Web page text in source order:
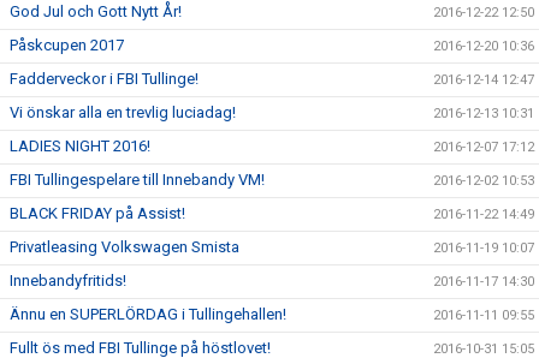
God Jul och Gott Nytt År! 2016-12-22 12:50
Påskcupen 2017 2016-12-20 10:36
Fadderveckor i FBI Tullinge! 2016-12-14 12:47
Vi önskar alla en trevlig luciadag! 2016-12-13 10:31
LADIES NIGHT 2016! 2016-12-07 17:12
FBI Tullingespelare till Innebandy VM! 2016-12-02 10:53
BLACK FRIDAY på Assist! 2016-11-22 14:49
Privatleasing Volkswagen Smista 2016-11-19 10:07
Innebandyfritids! 2016-11-17 14:30
Ännu en SUPERLÖRDAG i Tullingehallen! 2016-11-11 09:55
Fullt ös med FBI Tullinge på höstlovet! 2016-10-31 15:05